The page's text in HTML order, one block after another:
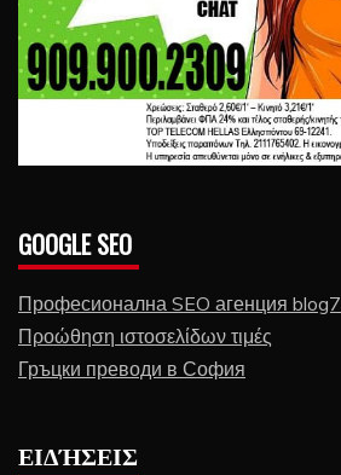
GOOGLE SEO
Професионална SEO агенция blog7
Προώθηση ιστοσελίδων τιμές
Гръцки преводи в София
ΕΙΔΉΣΕΙΣ